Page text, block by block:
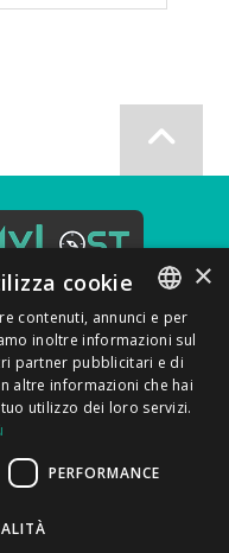
Policy|T&C |F.A.Q.
ENGLISH
ITALIAN
×
cookie
contenuti, annunci e per
inoltre informazioni sul
partner pubblicitari e di
altre informazioni che hai
utilizzo dei loro servizi.
PERFORMANCE